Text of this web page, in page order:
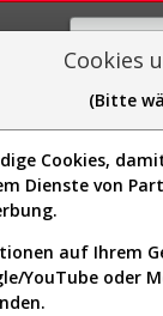
Sector-
Cookies
(Bitte
Cookies,
Dienste von
auf Ihrem
YouTube oder